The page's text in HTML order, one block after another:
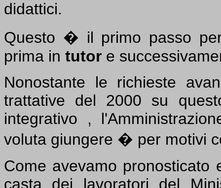
didattici.
Questo � il primo passo
prima in tutor e
Nonostante le richieste
trattative del 2000 su
integrativo ,
voluta giungere � per motivi
Come avevamo
casta dei lavoratori del